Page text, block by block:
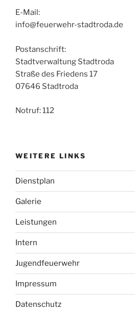
E-Mail:
info@feuerwehr-stadtroda.de
Postanschrift:
Stadtverwaltung Stadtroda
Straße des Friedens 17
07646 Stadtroda
Notruf: 112
WEITERE LINKS
Dienstplan
Galerie
Leistungen
Intern
Jugendfeuerwehr
Impressum
Datenschutz